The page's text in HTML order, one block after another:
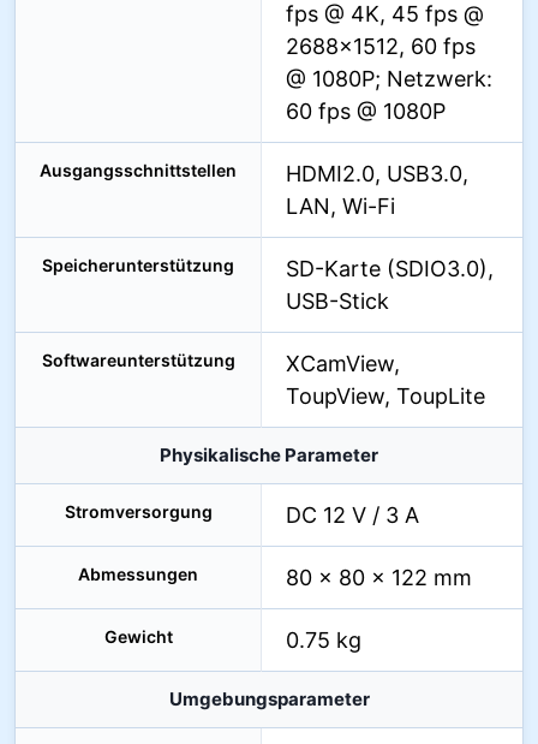
fps @ 4K, 45 fps @
2688×1512, 60 fps
@ 1080P; Netzwerk:
60 fps @ 1080P
Ausgangsschnittstellen
HDMI2.0, USB3.0,
LAN, Wi-Fi
Speicherunterstützung
SD-Karte (SDIO3.0),
USB-Stick
Softwareunterstützung
XCamView,
ToupView, ToupLite
Physikalische Parameter
Stromversorgung DC 12 V / 3 A
Abmessungen 80 × 80 × 122 mm
Gewicht 0.75 kg
Umgebungsparameter